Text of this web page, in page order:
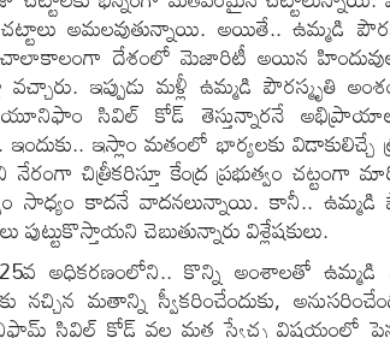
అమలవుతున్నాయి. అయితే.. ఉమ్మడి
చాలాకాలంగా దేశంలో మెజారిటీ అయిన
వచ్చారు. ఇప్పుడు మళ్లీ ఉమ్మడి పౌరస్మృతి
సివిల్ కోడ్ తెస్తున్నారనే
ఇస్లాం మతంలో భార్యలకు విడాకులిచ్చే
నేరంగా చిత్రీకరిస్తూ కేంద్ర ప్రభుత్వం
సాధ్యం కాదనే వాదనలున్నాయి. కానీ.. ఉమ్మడి
చెబుతున్నారు విశ్లేషకులు.
అధికరణంలోని.. కొన్ని అంశాలతో ఉమ్మడి
మతాన్ని స్వీకరించేందుకు,
సివిల్ కోడ్ వల్ల మత స్వేచ్ఛ విషయంలో